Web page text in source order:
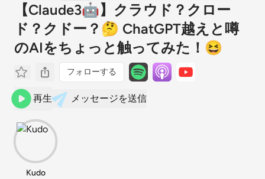
【Claude3🤖】クラウド？クロー
ド？クドー？🤔 ChatGPT越えと噂
のAIをちょっと触ってみた！😆
フォローする
再生 メッセージを送信
Kudo